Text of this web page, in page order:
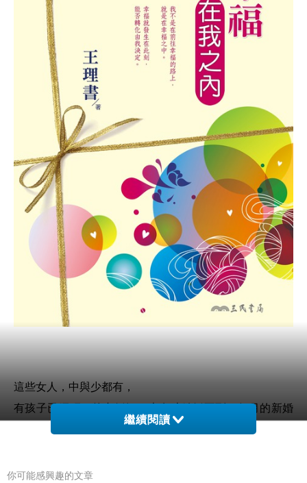
這些女人，中與少都有，
有孩子已經研一的老婚姻，也有才結婚不到一個月的新婚
在4次的聚會裡，居然也支持到她們，不僅促成轉化，也
繼續閱讀
你可能感興趣的文章